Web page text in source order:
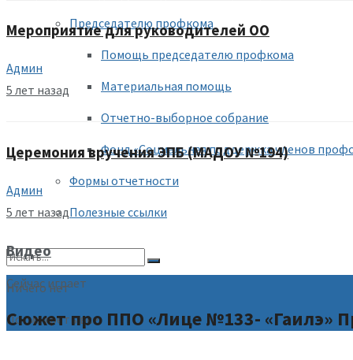
Председателю профкома
Помощь председателю профкома
Материальная помощь
Отчетно-выборное собрание
Фонд «Социальная поддержка членов
Формы отчетности
Полезные ссылки
Ничего нет
Посмотреть все
Мероприятие для руководителей ОО
Админ
5 лет назад
Церемония вручения ЭПБ (МАДОУ №194)
Админ
5 лет назад
Видео
Сейчас играет
Сюжет про ППО «Лице №133- «Гаилэ»